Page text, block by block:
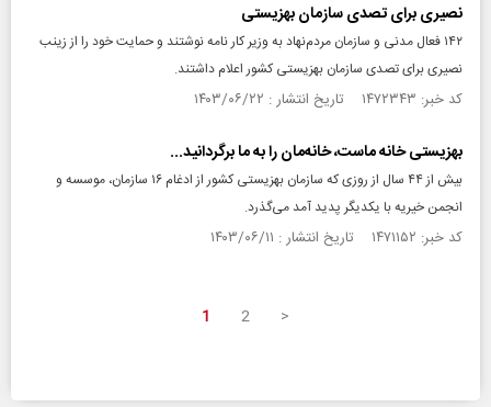
نصیری برای تصدی سازمان بهزیستی
۱۴۲ فعال مدنی و سازمان مردم‌نهاد به وزیر کار نامه نوشتند و حمایت خود را از زینب
نصیری برای تصدی سازمان بهزیستی کشور اعلام داشتند.
کد خبر: ۱۴۷۲۳۴۳ تاریخ انتشار : ۱۴۰۳/۰۶/۲۲
بهزیستی خانه ماست، خانه‌مان را به ما برگردانید...
بیش از ۴۴ سال از روزی که سازمان بهزیستی کشور از ادغام ۱۶ سازمان، موسسه و
انجمن خیریه با یکدیگر پدید آمد می‌گذرد.
کد خبر: ۱۴۷۱۱۵۲ تاریخ انتشار : ۱۴۰۳/۰۶/۱۱
1 2 >